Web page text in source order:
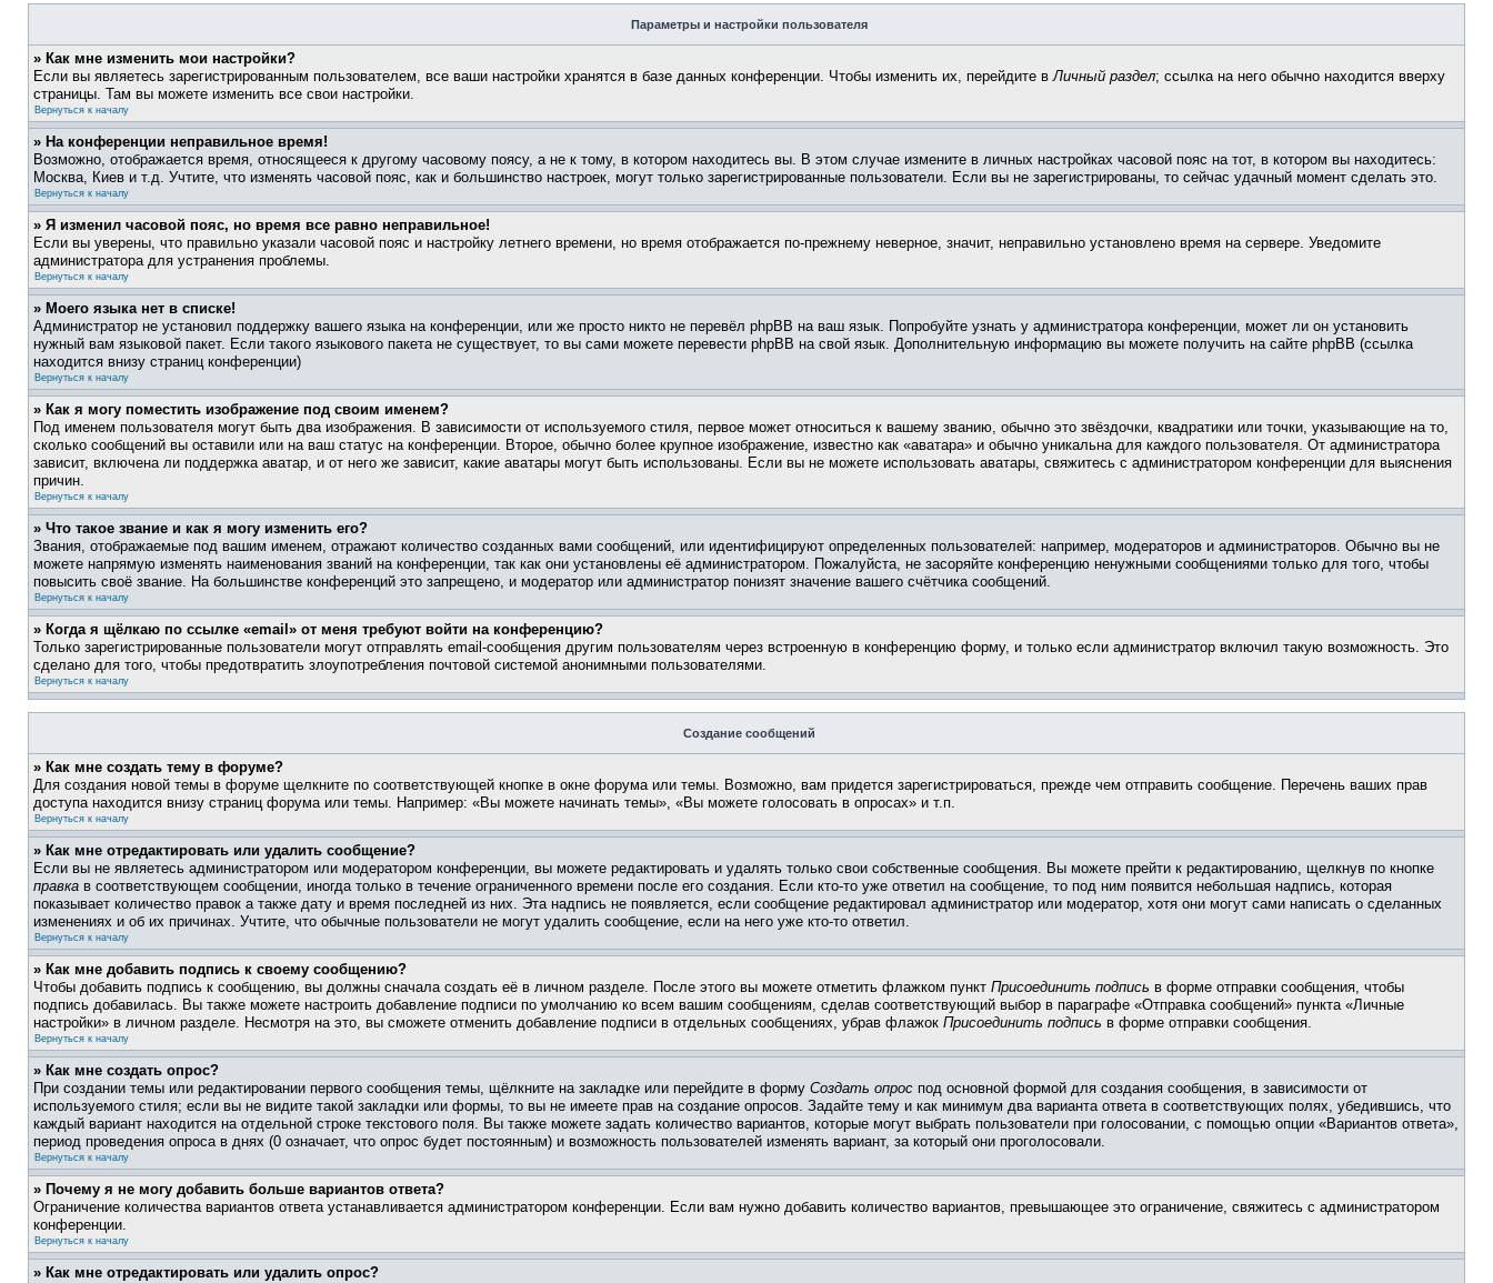
Параметры и настройки пользователя
» Как мне изменить мои настройки?
Если вы являетесь зарегистрированным пользователем, все ваши настройки хранятся в базе данных конференции. Чтобы изменить их, перейдите вЛичный раздел; ссылка на него обычно находится вверху
страницы. Там вы можете изменить все свои настройки.
Вернуться к началу
» На конференции неправильное время!
Возможно, отображается время, относящееся к другому часовому поясу, а не к тому, в котором находитесь вы. В этом случае измените в личных настройках часовой пояс на тот, в котором вы находитесь:
Москва, Киев и т.д. Учтите, что изменять часовой пояс, как и большинство настроек, могут только зарегистрированные пользователи. Если вы не зарегистрированы, то сейчас удачный момент сделать это.
Вернуться к началу
» Я изменил часовой пояс, но время все равно неправильное!
Если вы уверены, что правильно указали часовой пояс и настройку летнего времени, но время отображается по-прежнему неверное, значит, неправильно установлено время на сервере. Уведомите
администратора для устранения проблемы.
Вернуться к началу
» Моего языка нет в списке!
Администратор не установил поддержку вашего языка на конференции, или же просто никто не перевёл phpBB на ваш язык. Попробуйте узнать у администратора конференции, может ли он установить
нужный вам языковой пакет. Если такого языкового пакета не существует, то вы сами можете перевести phpBB на свой язык. Дополнительную информацию вы можете получить на сайте phpBB (ссылка
находится внизу страниц конференции)
Вернуться к началу
» Как я могу поместить изображение под своим именем?
Под именем пользователя могут быть два изображения. В зависимости от используемого стиля, первое может относиться к вашему званию, обычно это звёздочки, квадратики или точки, указывающие на то,
сколько сообщений вы оставили или на ваш статус на конференции. Второе, обычно более крупное изображение, известно как «аватара» и обычно уникальна для каждого пользователя. От администратора
зависит, включена ли поддержка аватар, и от него же зависит, какие аватары могут быть использованы. Если вы не можете использовать аватары, свяжитесь с администратором конференции для выяснения
причин.
Вернуться к началу
» Что такое звание и как я могу изменить его?
Звания, отображаемые под вашим именем, отражают количество созданных вами сообщений, или идентифицируют определенных пользователей: например, модераторов и администраторов. Обычно вы не
можете напрямую изменять наименования званий на конференции, так как они установлены её администратором. Пожалуйста, не засоряйте конференцию ненужными сообщениями только для того, чтобы
повысить своё звание. На большинстве конференций это запрещено, и модератор или администратор понизят значение вашего счётчика сообщений.
Вернуться к началу
» Когда я щёлкаю по ссылке «email» от меня требуют войти на конференцию?
Только зарегистрированные пользователи могут отправлять email-сообщения другим пользователям через встроенную в конференцию форму, и только если администратор включил такую возможность. Это
сделано для того, чтобы предотвратить злоупотребления почтовой системой анонимными пользователями.
Вернуться к началу
Создание сообщений
» Как мне создать тему в форуме?
Для создания новой темы в форуме щелкните по соответствующей кнопке в окне форума или темы. Возможно, вам придется зарегистрироваться, прежде чем отправить сообщение. Перечень ваших прав
доступа находится внизу страниц форума или темы. Например: «Вы можете начинать темы», «Вы можете голосовать в опросах» и т.п.
Вернуться к началу
» Как мне отредактировать или удалить сообщение?
Если вы не являетесь администратором или модератором конференции, вы можете редактировать и удалять только свои собственные сообщения. Вы можете прейти к редактированию, щелкнув по кнопке
правка в соответствующем сообщении, иногда только в течение ограниченного времени после его создания. Если кто-то уже ответил на сообщение, то под ним появится небольшая надпись, которая
показывает количество правок а также дату и время последней из них. Эта надпись не появляется, если сообщение редактировал администратор или модератор, хотя они могут сами написать о сделанных
изменениях и об их причинах. Учтите, что обычные пользователи не могут удалить сообщение, если на него уже кто-то ответил.
Вернуться к началу
» Как мне добавить подпись к своему сообщению?
Чтобы добавить подпись к сообщению, вы должны сначала создать её в личном разделе. После этого вы можете отметить флажком пункт Присоединить подпись в форме отправки сообщения, чтобы
подпись добавилась. Вы также можете настроить добавление подписи по умолчанию ко всем вашим сообщениям, сделав соответствующий выбор в параграфе «Отправка сообщений» пункта «Личные
настройки» в личном разделе. Несмотря на это, вы сможете отменить добавление подписи в отдельных сообщениях, убрав флажок Присоединить подпись в форме отправки сообщения.
Вернуться к началу
» Как мне создать опрос?
При создании темы или редактировании первого сообщения темы, щёлкните на закладке или перейдите в форму Создать опрос под основной формой для создания сообщения, в зависимости от
используемого стиля; если вы не видите такой закладки или формы, то вы не имеете прав на создание опросов. Задайте тему и как минимум два варианта ответа в соответствующих полях, убедившись, что
каждый вариант находится на отдельной строке текстового поля. Вы также можете задать количество вариантов, которые могут выбрать пользователи при голосовании, с помощью опции «Вариантов ответа»,
период проведения опроса в днях (0 означает, что опрос будет постоянным) и возможность пользователей изменять вариант, за который они проголосовали.
Вернуться к началу
» Почему я не могу добавить больше вариантов ответа?
Ограничение количества вариантов ответа устанавливается администратором конференции. Если вам нужно добавить количество вариантов, превышающее это ограничение, свяжитесь с администратором
конференции.
Вернуться к началу
» Как мне отредактировать или удалить опрос?